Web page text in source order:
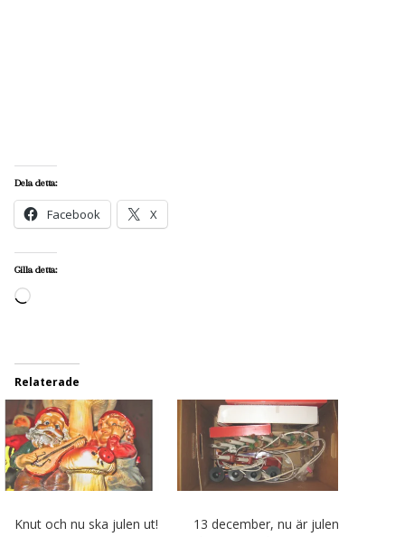
Dela detta:
Facebook X
Gilla detta:
Laddar
Relaterade
Knut och nu ska julen ut!
13 december, nu är julen